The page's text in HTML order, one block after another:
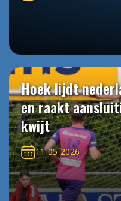
Hoek lijdt
en raakt
kwijt
11-05-2026